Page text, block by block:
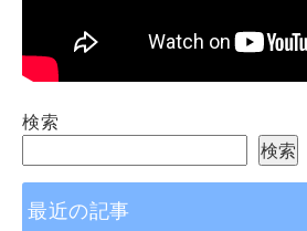
検索
検索
最近の記事